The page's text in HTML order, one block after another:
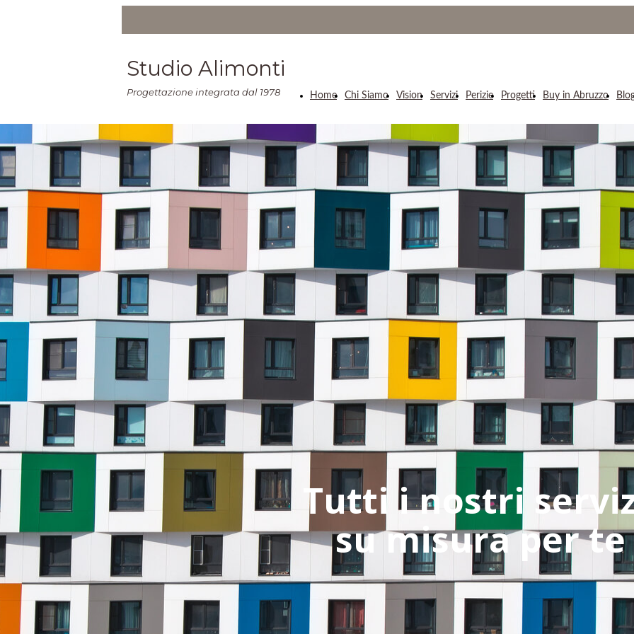
Studio Alimonti
Progettazione integrata dal 1978 Home Chi Siamo Vision Servizi Perizie Progetti Buy in Abruzzo
Tutti i nostri
su misura per te